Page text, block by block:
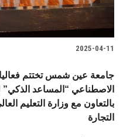
2025-04-11
جامعة عين شمس تختتم
الاصطناعي “المساعد
بالتعاون مع وزارة التعليم
التجارة